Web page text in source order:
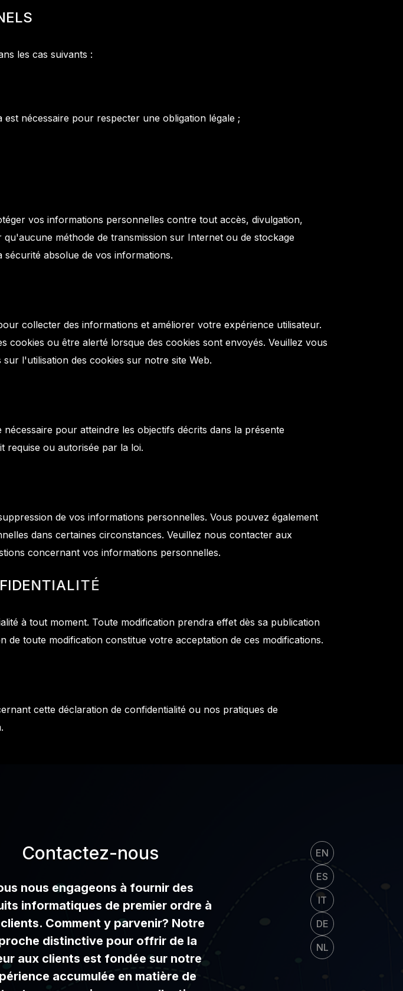
ELS
les cas suivants :
nécessaire pour respecter une obligation légale ;
vos informations personnelles contre tout accès, divulgation,
méthode de transmission sur Internet ou de stockage
absolue de vos informations.
collecter des informations et améliorer votre expérience utilisateur.
ou être alerté lorsque des cookies sont envoyés. Veuillez vous
l'utilisation des cookies sur notre site Web.
pour atteindre les objectifs décrits dans la présente
requise ou autorisée par la loi.
de vos informations personnelles. Vous pouvez également
dans certaines circonstances. Veuillez nous contacter aux
concernant vos informations personnelles.
FIDENTIALITÉ
à tout moment. Toute modification prendra effet dès sa publication
de toute modification constitue votre acceptation de ces modifications.
cette déclaration de confidentialité ou nos pratiques de
.
Contactez-nous
nous engageons à fournir des
informatiques de premier ordre à
Comment y parvenir? Notre
distinctive pour offrir de la
aux clients est fondée sur notre
accumulée en matière de
EN
ES
IT
DE
NL